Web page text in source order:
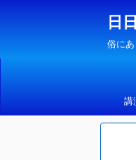
日
俗に
講